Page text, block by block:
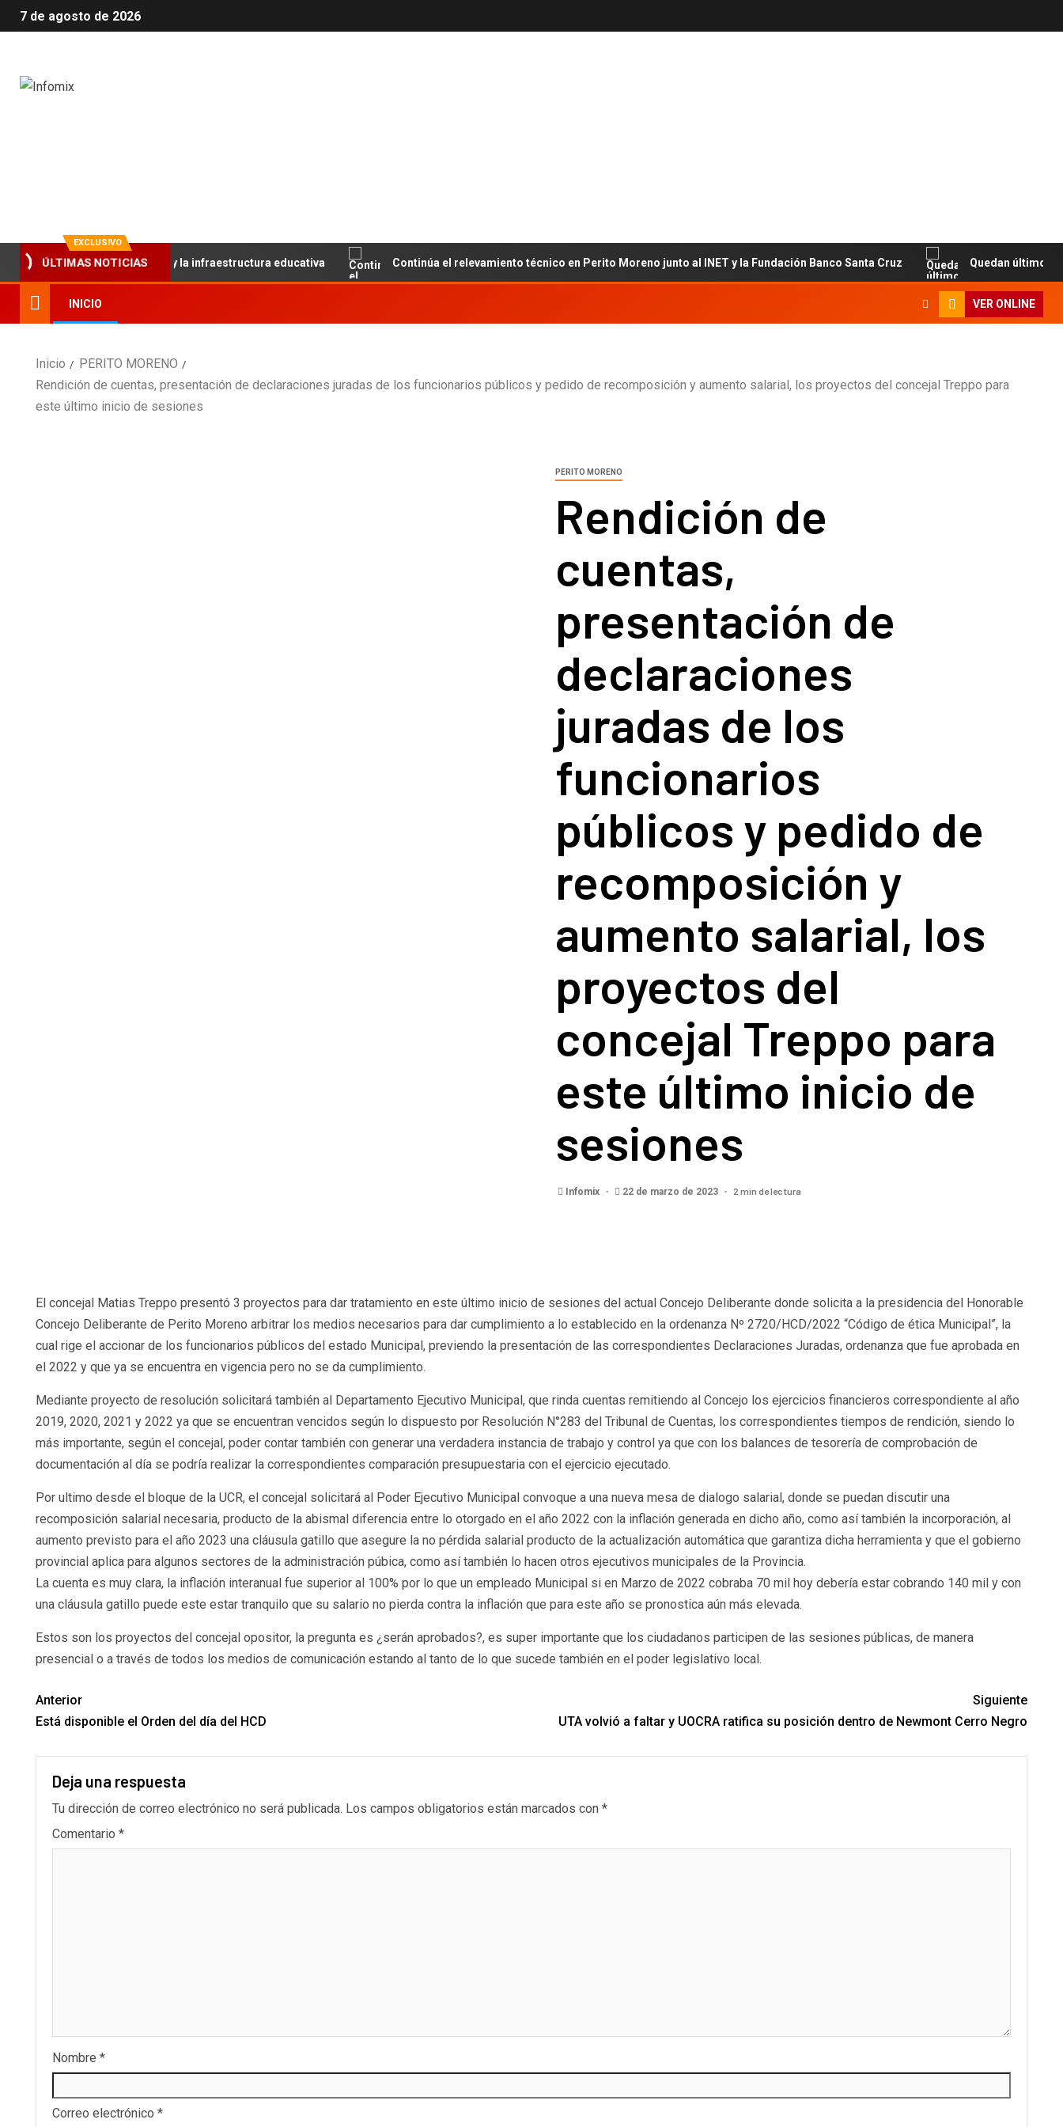
7 de agosto de 2026
EXCLUSIVO
ÚLTIMAS NOTICIAS
el trabajo articulado y la infraestructura educativa Continúa el relevamiento técnico en Perito Moreno junto al INET y la Fundación Banco Santa Cruz Quedan últimos cupos
INICIO VER ONLINE
Inicio
PERITO MORENO
Rendición de cuentas, presentación de declaraciones juradas de los funcionarios públicos y pedido de recomposición y aumento salarial, los proyectos del concejal Treppo para
este último inicio de sesiones
PERITO MORENO
Rendición de
cuentas,
presentación de
declaraciones
juradas de los
funcionarios
públicos y pedido de
recomposición y
aumento salarial, los
proyectos del
concejal Treppo para
este último inicio de
sesiones
Infomix 22 de marzo de 2023 2 min de lectura
El concejal Matias Treppo presentó 3 proyectos para dar tratamiento en este último inicio de sesiones del actual Concejo Deliberante donde solicita a la presidencia del Honorable
Concejo Deliberante de Perito Moreno arbitrar los medios necesarios para dar cumplimiento a lo establecido en la ordenanza Nº 2720/HCD/2022 “Código de ética Municipal”, la
cual rige el accionar de los funcionarios públicos del estado Municipal, previendo la presentación de las correspondientes Declaraciones Juradas, ordenanza que fue aprobada en
el 2022 y que ya se encuentra en vigencia pero no se da cumplimiento.
Mediante proyecto de resolución solicitará también al Departamento Ejecutivo Municipal, que rinda cuentas remitiendo al Concejo los ejercicios financieros correspondiente al año
2019, 2020, 2021 y 2022 ya que se encuentran vencidos según lo dispuesto por Resolución N°283 del Tribunal de Cuentas, los correspondientes tiempos de rendición, siendo lo
más importante, según el concejal, poder contar también con generar una verdadera instancia de trabajo y control ya que con los balances de tesorería de comprobación de
documentación al día se podría realizar la correspondientes comparación presupuestaria con el ejercicio ejecutado.
Por ultimo desde el bloque de la UCR, el concejal solicitará al Poder Ejecutivo Municipal convoque a una nueva mesa de dialogo salarial, donde se puedan discutir una
recomposición salarial necesaria, producto de la abismal diferencia entre lo otorgado en el año 2022 con la inflación generada en dicho año, como así también la incorporación, al
aumento previsto para el año 2023 una cláusula gatillo que asegure la no pérdida salarial producto de la actualización automática que garantiza dicha herramienta y que el gobierno
provincial aplica para algunos sectores de la administración púbica, como así también lo hacen otros ejecutivos municipales de la Provincia.
La cuenta es muy clara, la inflación interanual fue superior al 100% por lo que un empleado Municipal si en Marzo de 2022 cobraba 70 mil hoy debería estar cobrando 140 mil y con
una cláusula gatillo puede este estar tranquilo que su salario no pierda contra la inflación que para este año se pronostica aún más elevada.
Estos son los proyectos del concejal opositor, la pregunta es ¿serán aprobados?, es super importante que los ciudadanos participen de las sesiones públicas, de manera
presencial o a través de todos los medios de comunicación estando al tanto de lo que sucede también en el poder legislativo local.
Anterior
Está disponible el Orden del día del HCD
Siguiente
UTA volvió a faltar y UOCRA ratifica su posición dentro de Newmont Cerro Negro
Deja una respuesta
Tu dirección de correo electrónico no será publicada. Los campos obligatorios están marcados con *
Comentario *
Nombre *
Correo electrónico *